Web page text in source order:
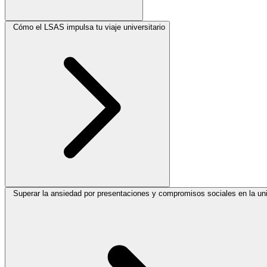
Cómo el LSAS impulsa tu viaje universitario
Superar la ansiedad por presentaciones y compromisos sociales en la